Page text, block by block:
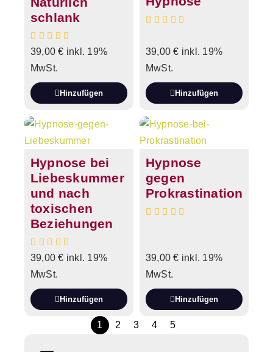
schlank
39,00€ inkl. 19%
MwSt.
Hinzufügen
39,00€ inkl. 19%
MwSt.
Hinzufügen
Hypnose bei
Liebeskummer
und nach
toxischen
Beziehungen
39,00€ inkl. 19%
MwSt.
Hinzufügen
Hypnose
gegen
Prokrastination
39,00€ inkl. 19%
MwSt.
Hinzufügen
1 2 3 4 5